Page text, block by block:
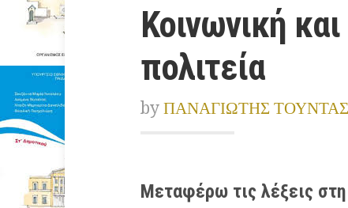
Κοινωνική
πολιτεία
by ΠΑΝΑΓΙΩΤΗΣ ΤΟΥΝΤΑΣ
Μεταφέρω τις λέξεις